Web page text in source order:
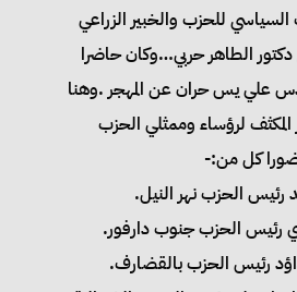
السياسي للحزب والخبير الزراعي
الطاهر حربي…وكان حاضرا
علي يس حران عن المهجر .وهنا
لرؤساء وممثلي الحزب
كل من:-